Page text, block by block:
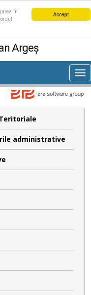
Accept
în
Argeș
administrative